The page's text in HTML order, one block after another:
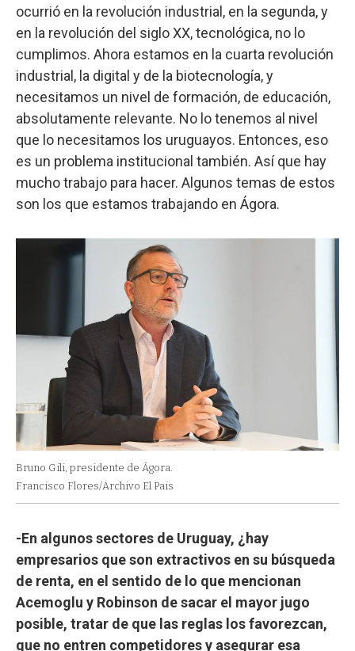
ocurrió en la revolución industrial, en la segunda, y
en la revolución del siglo XX, tecnológica, no lo
cumplimos. Ahora estamos en la cuarta revolución
industrial, la digital y de la biotecnología, y
necesitamos un nivel de formación, de educación,
absolutamente relevante. No lo tenemos al nivel
que lo necesitamos los uruguayos. Entonces, eso
es un problema institucional también. Así que hay
mucho trabajo para hacer. Algunos temas de estos
son los que estamos trabajando en Ágora.
Bruno Gili, presidente de Ágora.
Francisco Flores/Archivo El Pais
-En algunos sectores de Uruguay, ¿hay
empresarios que son extractivos en su búsqueda
de renta, en el sentido de lo que mencionan
Acemoglu y Robinson de sacar el mayor jugo
posible, tratar de que las reglas los favorezcan,
que no entren competidores y asegurar esa